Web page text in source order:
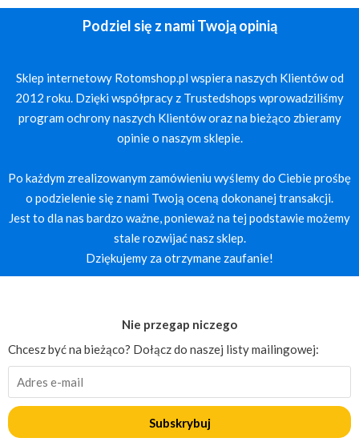
Podziel się z nami Twoją opinią
Sklep internetowy Rotomshop.pl wspiera naszych Klientów od
2012 roku. Dzięki współpracy z Trustedshops wprowadziliśmy
program ochrony naszych Klientów oraz na bieżąco zbieramy
opinie o naszym sklepie.
Po każdym zrealizowanym zamówieniu wyślemy do Ciebie prośbę
o podzielenie się z nami Twoją oceną dokonanej transakcji.
Jest to dla nas bardzo ważne, ponieważ na tej podstawie możemy
stale rozwijać nasz sklep.
Dziękujemy za otrzymane zaufanie!
Nie przegap niczego
Chcesz być na bieżąco? Dołącz do naszej listy mailingowej:
Subskrybuj